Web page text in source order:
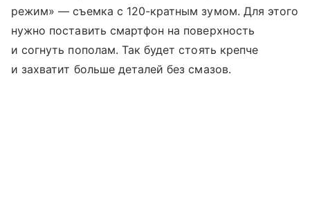
режим» — съемка с 120-кратным зумом. Для этого
нужно поставить смартфон на поверхность
и согнуть пополам. Так будет стоять крепче
и захватит больше деталей без смазов.